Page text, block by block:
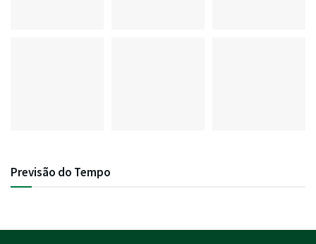
Previsão do Tempo